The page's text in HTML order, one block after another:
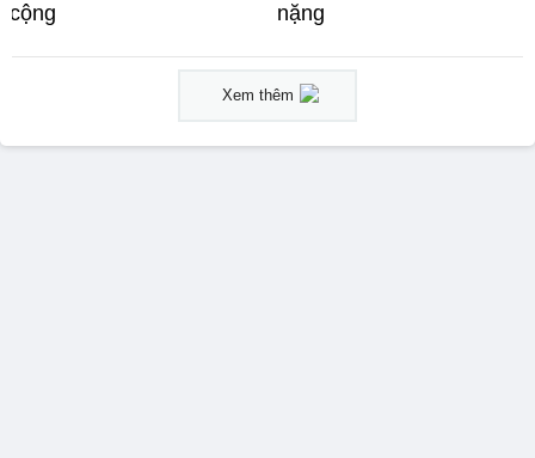
cộng
nặng
Xem thêm